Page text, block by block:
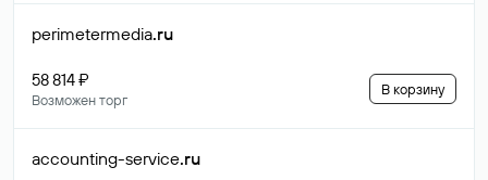
perimetermedia.ru
58 814 ₽
Возможен торг
В корзину
accounting-service.ru